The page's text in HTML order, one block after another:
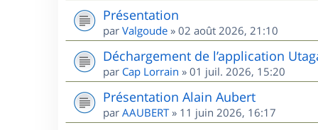
Présentation
par Valgoude » 02 août 2026, 21:10
Déchargement de l’application
par Cap Lorrain » 01 juil. 2026, 15:20
Présentation Alain Aubert
par AAUBERT» 11 juin 2026, 16:17